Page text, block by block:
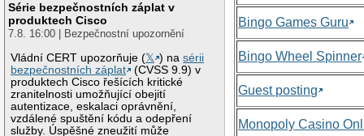
Série bezpečnostních záplat v
produktech Cisco
7.8. 16:00 | Bezpečnostní upozornění
Vládní CERT upozorňuje (𝕏 ) nasérii
bezpečnostních záplat
(CVSS 9.9) v
produktech Cisco řešících kritické
zranitelnosti umožňující obejití
autentizace, eskalaci oprávnění,
vzdálené spuštění kódu a odepření
služby. Úspěšné zneužití může
Bingo Games Guru
Bingo Wheel Spinner
Guest posting
Monopoly Casino